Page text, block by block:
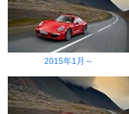
2015年1月～